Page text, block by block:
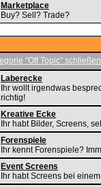
Marketplace
Buy? Sell? Trade?
Laberecke
Ihr wollt irgendwas
richtig!
Kreative Ecke
Ihr habt Bilder, Screens,
Forenspiele
Ihr kennt Forenspiele?
Event Screens
Ihr habt Screens bei